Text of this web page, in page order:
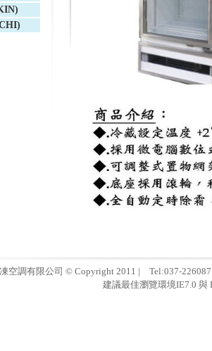
空調有限公司 © Copyright 2011 | Tel:037-
建議最佳瀏覽環境IE7.0 與